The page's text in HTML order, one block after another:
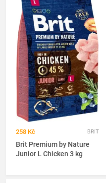
258 Kč BRIT
Brit Premium by Nature
Junior L Chicken 3 kg